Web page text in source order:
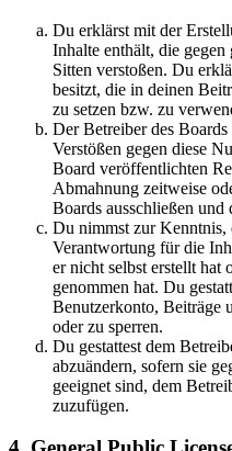
Du erklärst mit der
Inhalte enthält, die gegen
Sitten verstoßen. Du
besitzt, die in deinen
zu setzen bzw. zu
Der Betreiber des
Verstößen gegen diese
Board veröffentlichten
Abmahnung zeitweise
Boards ausschließen
Du nimmst zur Kenntnis,
Verantwortung für die
er nicht selbst erstellt hat
genommen hat. Du
Benutzerkonto, Beiträge
oder zu sperren.
Du gestattest dem
abzuändern, sofern sie
geeignet sind, dem
zuzufügen.